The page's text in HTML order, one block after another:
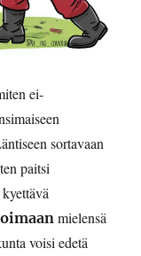
ei-
sortavaan
paitsi
mielensä
voisi edetä